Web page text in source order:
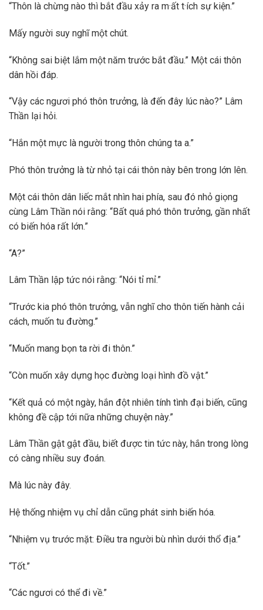
“Thôn là chừng nào thì bắt đầu xảy ra m·ất t·ích sự kiện.”
Mấy người suy nghĩ một chút.
“Không sai biệt lắm một năm trước bắt đầu.” Một cái thôn
dân hồi đáp.
“Vậy các ngươi phó thôn trưởng, là đến đây lúc nào?” Lâm
Thần lại hỏi.
“Hắn một mực là người trong thôn chúng ta a.”
Phó thôn trưởng là từ nhỏ tại cái thôn này bên trong lớn lên.
Một cái thôn dân liếc mắt nhìn hai phía, sau đó nhỏ giọng
cùng Lâm Thần nói rằng: “Bất quá phó thôn trưởng, gần nhất
có biến hóa rất lớn.”
“A?”
Lâm Thần lập tức nói rằng: “Nói tỉ mỉ.”
“Trước kia phó thôn trưởng, vẫn nghĩ cho thôn tiến hành cải
cách, muốn tu đường.”
“Muốn mang bọn ta rời đi thôn.”
“Còn muốn xây dựng học đường loại hình đồ vật.”
“Kết quả có một ngày, hắn đột nhiên tính tình đại biến, cũng
không đề cập tới nữa những chuyện này.”
Lâm Thần gật gật đầu, biết được tin tức này, hắn trong lòng
có càng nhiều suy đoán.
Mà lúc này đây.
Hệ thống nhiệm vụ chỉ dẫn cũng phát sinh biến hóa.
“Nhiệm vụ trước mặt: Điều tra người bù nhìn dưới thổ địa.”
“Tốt.”
“Các ngươi có thể đi về.”